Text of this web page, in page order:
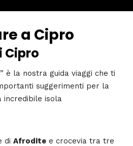
a Cipro
Cipro
è la nostra guida viaggi che ti
suggerimenti per la
incredibile isola
di Afrodite e crocevia tra tre